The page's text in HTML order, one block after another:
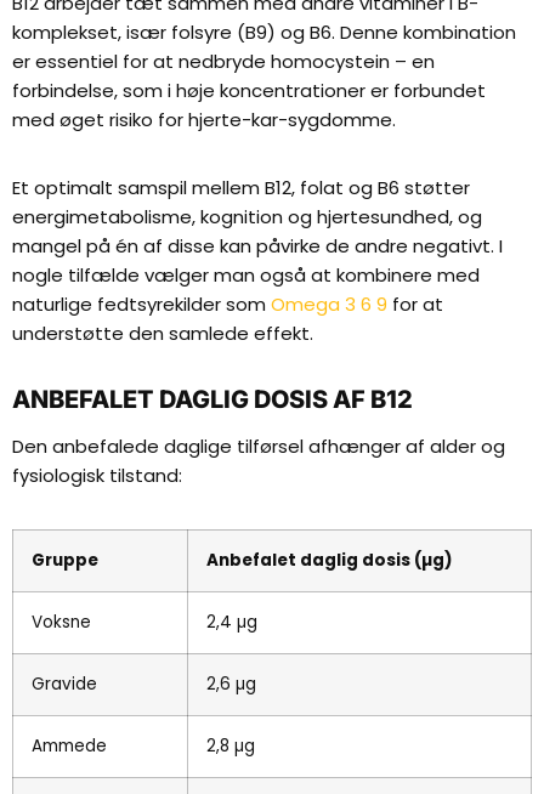
komplekset, især folsyre (B9) og B6. Denne kombination
er essentiel for at nedbryde homocystein – en
forbindelse, som i høje koncentrationer er forbundet
med øget risiko for hjerte-kar-sygdomme.
Et optimalt samspil mellem B12, folat og B6 støtter
energimetabolisme, kognition og hjertesundhed, og
mangel på én af disse kan påvirke de andre negativt. I
nogle tilfælde vælger man også at kombinere med
naturlige fedtsyrekilder som Omega 3 6 9 for at
understøtte den samlede effekt.
ANBEFALET DAGLIG DOSIS AF B12
Den anbefalede daglige tilførsel afhænger af alder og
fysiologisk tilstand:
Gruppe Anbefalet daglig dosis (µg)
Voksne 2,4 µg
Gravide 2,6 µg
Ammede 2,8 µg